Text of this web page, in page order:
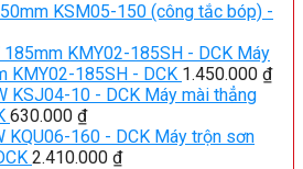
KSM05-150 (công tắc bóp) -
Máy
KMY02-185SH - DCK 1.450.000 ₫
Máy mài thẳng
630.000 ₫
Máy trộn sơn
2.410.000 ₫